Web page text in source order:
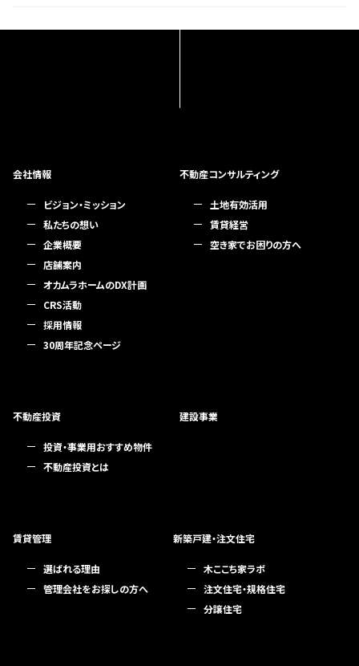
会社情報
ビジョン・ミッション
私たちの想い
企業概要
店舗案内
オカムラホームのDX計画
CRS活動
採用情報
30周年記念ページ
不動産コンサルティング
土地有効活用
賃貸経営
空き家でお困りの方へ
不動産投資
投資・事業用おすすめ物件
不動産投資とは
建設事業
賃貸管理
選ばれる理由
管理会社をお探しの方へ
新築戸建・注文住宅
木ここち家ラボ
注文住宅・規格住宅
分譲住宅